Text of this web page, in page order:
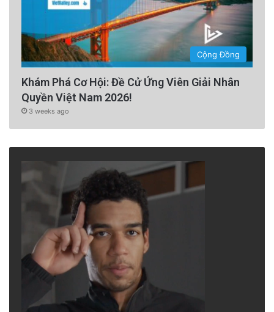
Cộng Đồng
Khám Phá Cơ Hội: Đề Cử Ứng Viên Giải Nhân
Quyền Việt Nam 2026!
3 weeks ago